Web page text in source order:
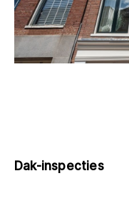
Dak-inspecties